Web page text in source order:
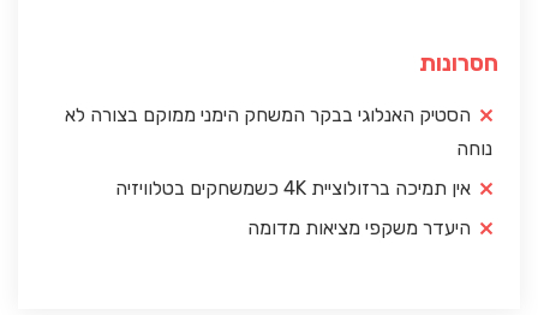
חסרונות
הסטיק האנלוגי בבקר המשחק הימני ממוקם בצורה לא
נוחה
אין תמיכה ברזולוציית 4K כשמשחקים בטלוויזיה
היעדר משקפי מציאות מדומה